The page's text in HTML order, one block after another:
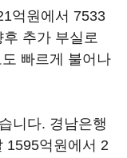
억원에서 7533
추가 부실로
빠르게 불어나
니다. 경남은행
1595억원에서 2